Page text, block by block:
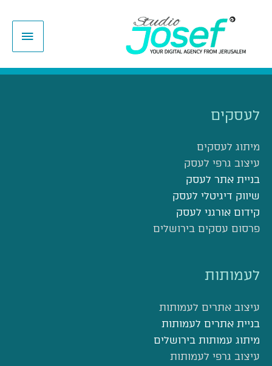
ראשי
לעסקים
מיתוג לעסקים
עיצוב גרפי לעסק
בניית אתר לעסק
שיווק דיגיטלי לעסק
קידום אורגני לעסק
פרסום עסקים בירושלים
לעמותות
עיצוב אתרים לעמותות
בניית אתרים לעמותות
מיתוג עמותות בירושלים
עיצוב גרפי לעמותות